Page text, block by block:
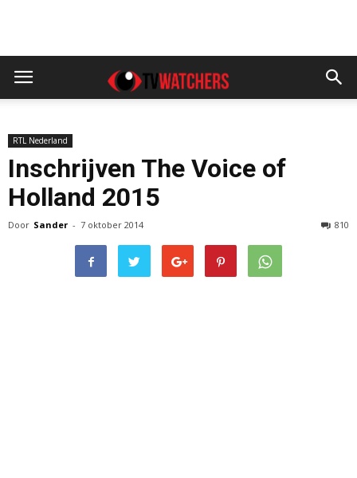
RTL Nederland
Inschrijven The Voice of
Holland 2015
Door Sander - 7 oktober 2014 810